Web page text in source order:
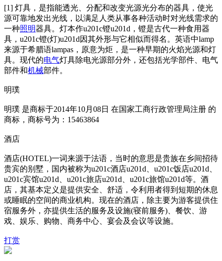
[1] 灯具，是指能透光、分配和改变光源光分布的器具，使光
源可靠地发出光线，以满足人类从事各种活动时对光线需求的
一种照明器具。灯本作u201c镫u201d，镫是古代一种食用器
具，u201c镫(灯)u201d因其外形与它相似而得名。英语中lamp
来源于希腊语lampas，原意为炬，是一种早期的火焰光源和灯
具。现代的电气灯具除电光源部分外，还包括光学部件、电气
部件和机械部件。
明璞
明璞 是商标于2014年10月08日 在国家工商行政管理局注册 的
商标，商标号为：15463864
酒店
酒店(HOTEL)一词来源于法语，当时的意思是贵族在乡间招待
贵宾的别墅，国内被称为u201c酒店u201d、u201c饭店u201d、
u201c宾馆u201d、u201c旅店u201d、u201c旅馆u201d等。酒
店，其基本定义是提供安全、舒适，令利用者得到短期的休息
或睡眠的空间的商业机构。现在的酒店，除主要为游客提供住
宿服务外，亦提供生活的服务及设施(寝前服务)、餐饮、游
戏、娱乐、购物、商务中心、宴会及会议等设施。
打赏